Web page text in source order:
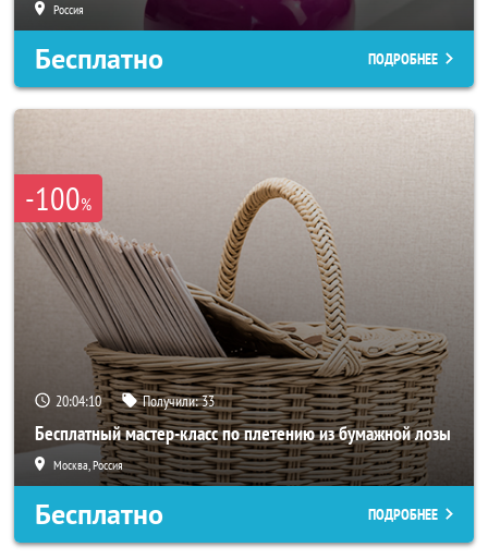
Россия
Бесплатно ПОДРОБНЕЕ
-100%
20:04:10 Получили:33
Бесплатный мастер-класс по плетению из бумажной лозы
Москва, Россия
Бесплатно ПОДРОБНЕЕ